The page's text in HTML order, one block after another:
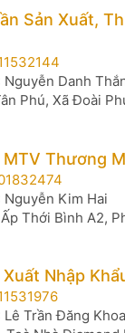
Sản Xuất,
Nguyễn Danh
Phú, Xã Đoài
MTV Thương
Nguyễn Kim Hai
Thới Bình A2,
Nhập
Lê Trần Đăng Khoa